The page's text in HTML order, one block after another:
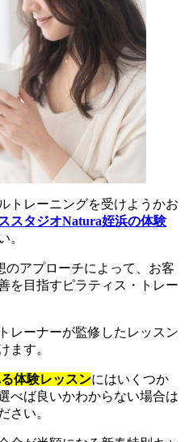
トレーニングを受けようかお
スタジオNatura姪浜の体験
。
のアプローチによって、お客
を目指すピラティス・トレー
レーナーが監修したレッスン
ます。
体験レッスンにはいくつか
べば良いかわからない場合は
さい。